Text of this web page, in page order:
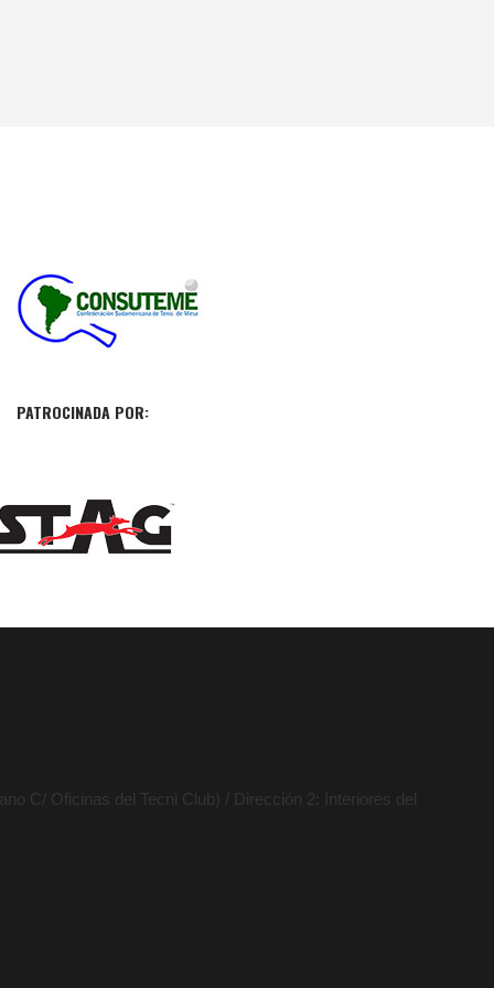
PATROCINADA POR:
C/ Oficinas del Tecni Club) / Dirección 2: Interiores del